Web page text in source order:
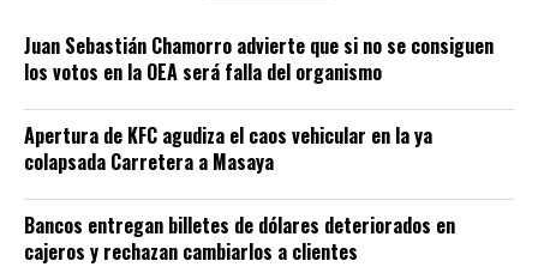
Juan Sebastián Chamorro advierte que si no se consiguen
los votos en la OEA será falla del organismo
Apertura de KFC agudiza el caos vehicular en la ya
colapsada Carretera a Masaya
Bancos entregan billetes de dólares deteriorados en
cajeros y rechazan cambiarlos a clientes